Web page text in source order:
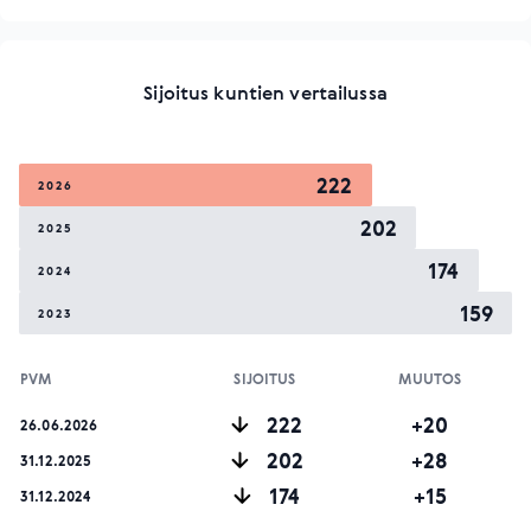
Sijoitus kuntien vertailussa
2026 222
2025 202
2024 174
2023 159
PVM SIJOITUS MUUTOS
26.06.2026 222 +20
31.12.2025 202 +28
31.12.2024 174 +15